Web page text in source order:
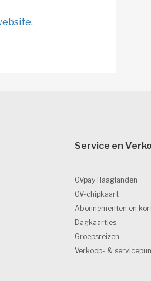
.
Service en
OVpay Haaglanden
OV-chipkaart
Abonnementen en
Dagkaartjes
Groepsreizen
Verkoop- &